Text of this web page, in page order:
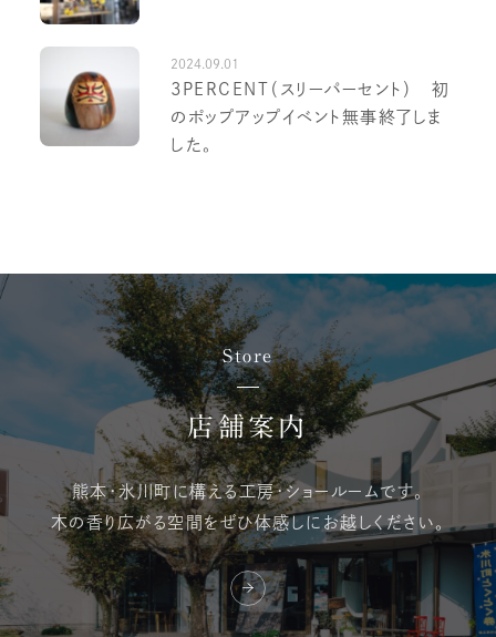
2024.09.01
3PERCENT（スリーパーセント） 初
のポップアップイベント無事終了しま
した。
Store
店舗案内
熊本・氷川町に構える工房・ショールームです。
木の香り広がる空間をぜひ体感しにお越しください。